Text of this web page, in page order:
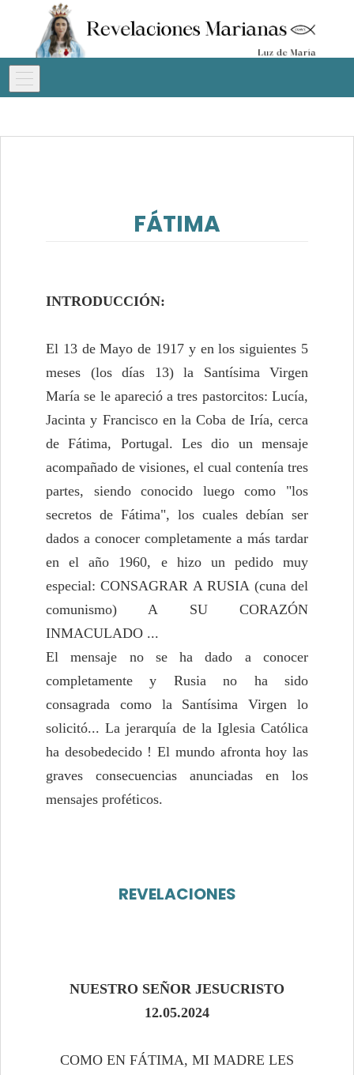
FÁTIMA
INTRODUCCIÓN:
El 13 de Mayo de 1917 y en los siguientes 5
meses (los días 13) la Santísima Virgen
María se le apareció a tres pastorcitos: Lucía,
Jacinta y Francisco en la Coba de Iría, cerca
de Fátima, Portugal. Les dio un mensaje
acompañado de visiones, el cual contenía tres
partes, siendo conocido luego como "los
secretos de Fátima", los cuales debían ser
dados a conocer completamente a más tardar
en el año 1960, e hizo un pedido muy
especial: CONSAGRAR A RUSIA (cuna del
comunismo) A SU CORAZÓN
INMACULADO ...
El mensaje no se ha dado a conocer
completamente y Rusia no ha sido
consagrada como la Santísima Virgen lo
solicitó... La jerarquía de la Iglesia Católica
ha desobedecido ! El mundo afronta hoy las
graves consecuencias anunciadas en los
mensajes proféticos.
REVELACIONES
NUESTRO SEÑOR JESUCRISTO
12.05.2024
COMO EN FÁTIMA, MI MADRE LES